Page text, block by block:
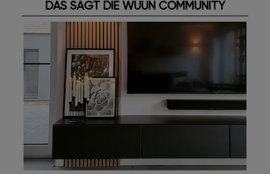
DAS SAGT DIE WUUN COMMUNITY